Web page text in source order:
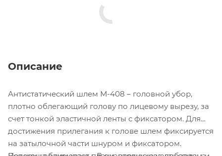
Описание
Антистатический шлем М-408 – головной убор,
плотно облегающий голову по лицевому вырезу, за
счет тонкой эластичной ленты с фиксатором. Для
достижения прилегания к голове шлем фиксируется
на затылочной части шнуром и фиксатором.